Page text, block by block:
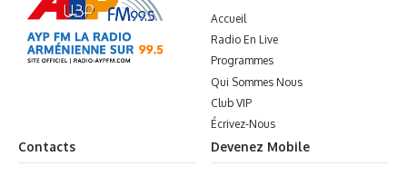
Accueil
Radio En Live
Programmes
Qui Sommes Nous
Club VIP
Écrivez-Nous
Contacts Devenez Mobile